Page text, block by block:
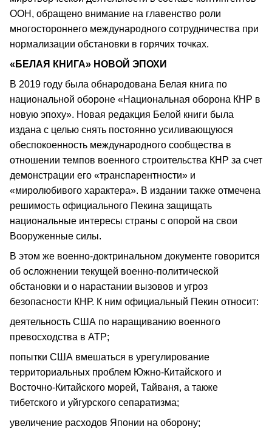
ООН, обращено внимание на главенство роли
многостороннего международного сотрудничества при
нормализации обстановки в горячих точках.
«БЕЛАЯ КНИГА» НОВОЙ ЭПОХИ
В 2019 году была обнародована Белая книга по
национальной обороне «Национальная оборона КНР в
новую эпоху». Новая редакция Белой книги была
издана с целью снять постоянно усиливающуюся
обеспокоенность международного сообщества в
отношении темпов военного строительства КНР за счет
демонстрации его «транспарентности» и
«миролюбивого характера». В издании также отмечена
решимость официального Пекина защищать
национальные интересы страны с опорой на свои
Вооруженные силы.
В этом же военно-доктринальном документе говорится
об осложнении текущей военно-политической
обстановки и о нарастании вызовов и угроз
безопасности КНР. К ним официальный Пекин относит:
деятельность США по наращиванию военного
превосходства в АТР;
попытки США вмешаться в урегулирование
территориальных проблем Южно-Китайского и
Восточно-Китайского морей, Тайваня, а также
тибетского и уйгурского сепаратизма;
увеличение расходов Японии на оборону;